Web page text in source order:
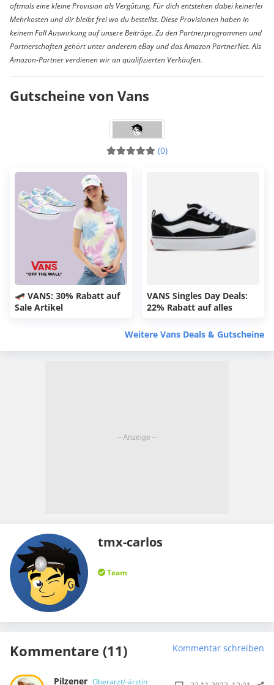
oftmals eine kleine Provision als Vergütung. Für dich entstehen dabei keinerlei
Mehrkosten und dir bleibt frei wo du bestellst. Diese Provisionen haben in
keinem Fall Auswirkung auf unsere Beiträge. Zu den Partnerprogrammen und
Partnerschaften gehört unter anderem eBay und das Amazon PartnerNet. Als
Amazon-Partner verdienen wir an qualifizierten Verkäufen.
Gutscheine von Vans
(0)
🛹 VANS: 30% Rabatt auf
Sale Artikel
VANS Singles Day Deals:
22% Rabatt auf alles
Weitere Vans Deals & Gutscheine
tmx-carlos
Team
Kommentare (11) Kommentar schreiben
Pilzener Oberarzt/-ärztin